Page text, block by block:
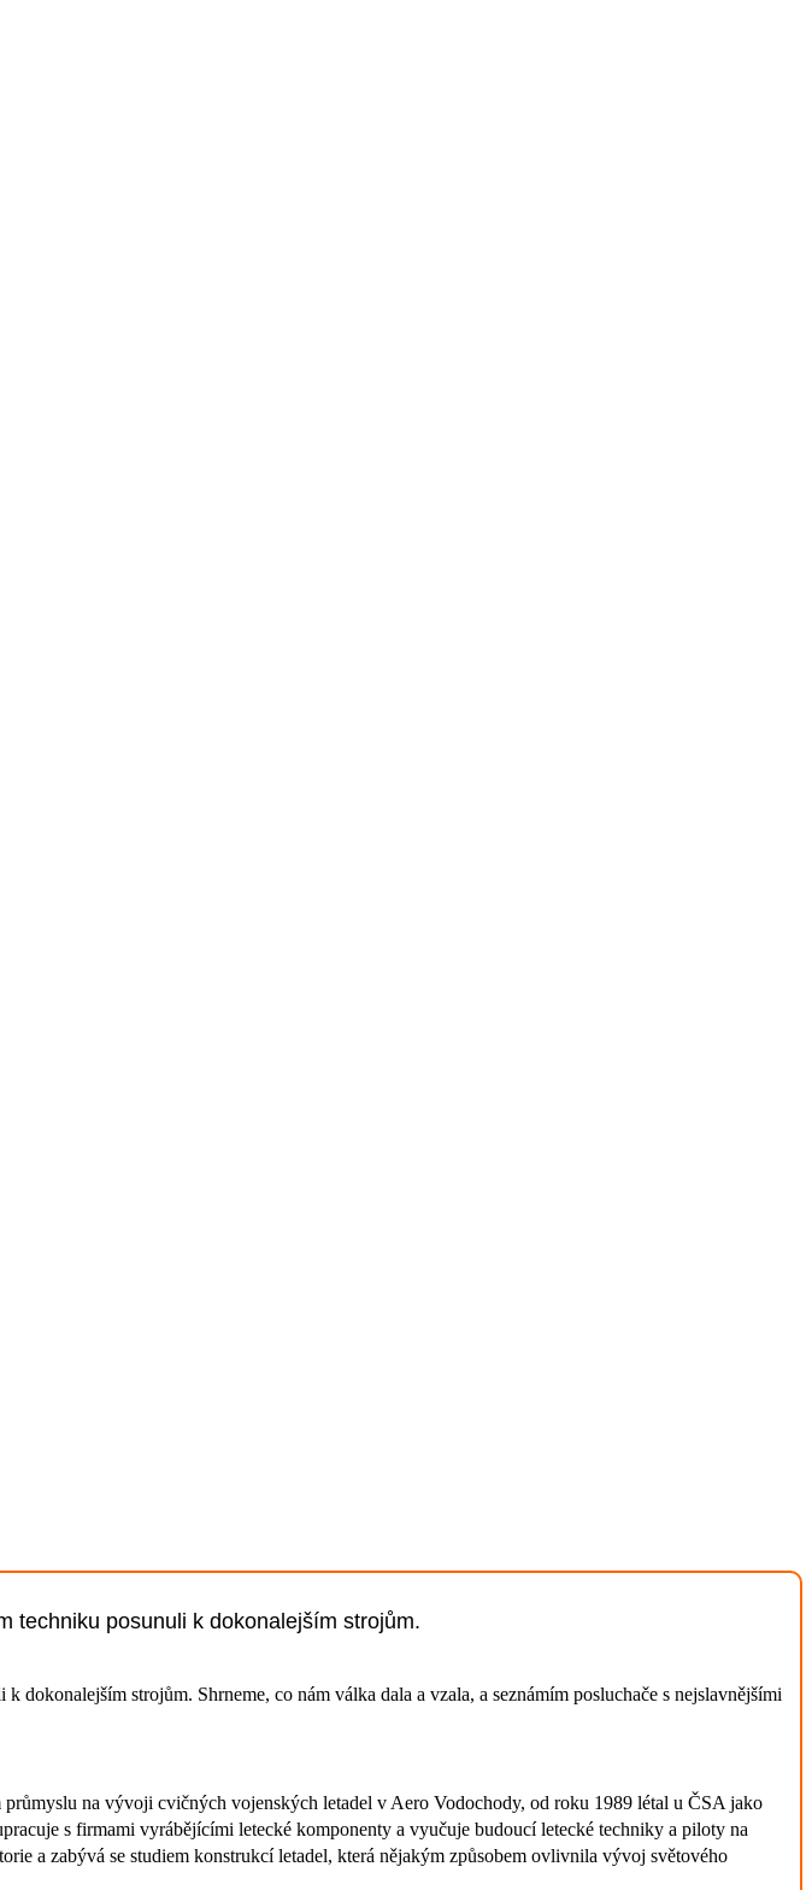
techniku posunuli k dokonalejším strojům.
strojům. Shrneme, co nám válka dala a vzala, a seznámím posluchače s nejslavnějšími
na vývoji cvičných vojenských letadel v Aero Vodochody, od roku 1989 létal u ČSA jako
s firmami vyrábějícími letecké komponenty a vyučuje budoucí letecké techniky a piloty na
a zabývá se studiem konstrukcí letadel, která nějakým způsobem ovlivnila vývoj světového